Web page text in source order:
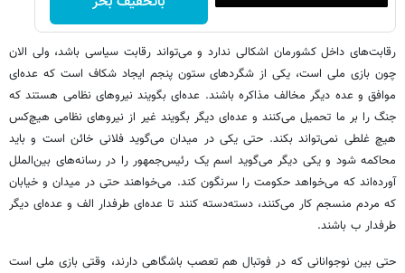
رقابت‌های داخل کشورمان اشکالی ندارد و می‌تواند رقابت سیاسی باشد، ولی الان
چون بازی ملی است، یکی از شگردهای ستون پنجم ایجاد شکاف است که عده‌ای
موافق و عده دیگر مخالف مذاکره باشند. عده‌ای بگویند نیروهای نظامی هستند که
جنگ را بر ما تحمیل می‌کنند و عده‌ای دیگر بگویند غیر از نیروهای نظامی هیچ‌کس
هیچ غلطی نمی‌تواند بکند. حتی یکی در میدان می‌گوید فلانی خائن است و باید
محاکمه شود و یکی دیگر می‌گوید اسم یک رئیس‌جمهور را در رسانه‌های بین‌الملل
آورده‌اند که می‌خواهد حکومت را سرنگون کند. می‌خواهند حتی در میدان و خیابان
که مردم منسجم کار می‌کنند، دسته‌دسته کنند تا عده‌ای طرفدار الف و عده‌ای دیگر
طرفدار ب باشند.
حتی بین نوجوانانی که در فوتبال هم تعصب باشگاهی دارند، وقتی بازی ملی است